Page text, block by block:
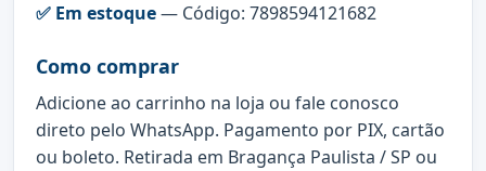
✅ Em estoque— Código: 7898594121682
Como comprar
Adicione ao carrinho na loja ou fale conosco
direto pelo WhatsApp. Pagamento por PIX, cartão
ou boleto. Retirada em Bragança Paulista / SP ou